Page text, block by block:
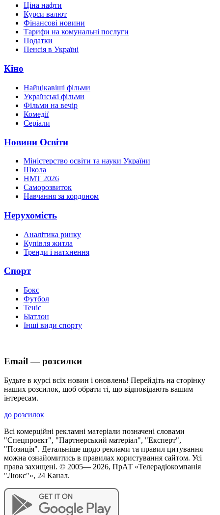
Ціна нафти
Курси валют
Фінансові новини
Тарифи на комунальні послуги
Податки
Пенсія в Україні
Кіно
Найцікавіші фільми
Українські фільми
Фільми на вечір
Комедії
Серіали
Новини Освіти
Міністерство освіти та науки України
Школа
НМТ 2026
Саморозвиток
Навчання за кордоном
Нерухомість
Аналітика ринку
Купівля житла
Тренди і натхнення
Спорт
Бокс
Футбол
Теніс
Біатлон
Інші види спорту
Email — розсилки
Будьте в курсі всіх новин і оновлень! Перейдіть на сторінку
наших розсилок, щоб обрати ті, що відповідають вашим
інтересам.
до розсилок
Всі комерційні рекламні матеріали позначені словами
"Спецпроєкт", "Партнерський матеріал", "Експерт",
"Позиція". Детальніше щодо реклами та правил цитування
можна ознайомитись в правилах користування сайтом. Усі
права захищені. © 2005— 2026, ПрАТ «Телерадіокомпанія
"Люкс"», 24 Канал.